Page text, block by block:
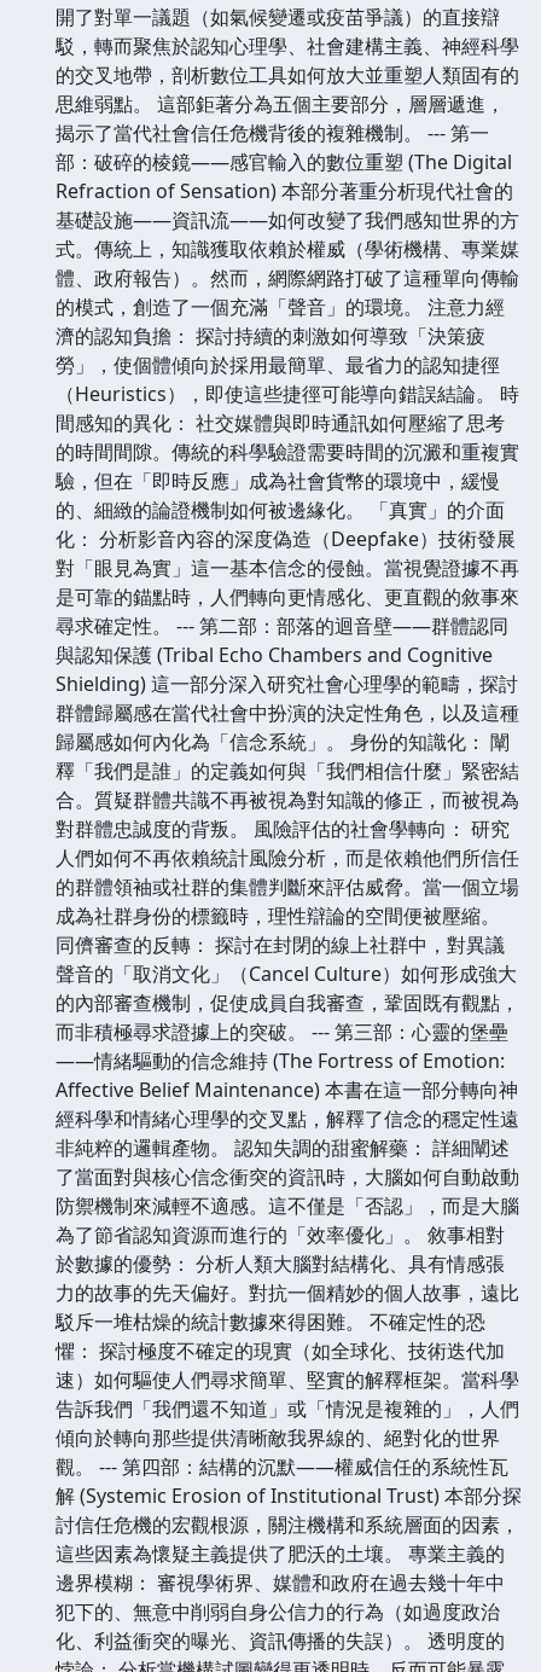
開了對單一議題（如氣候變遷或疫苗爭議）的直接辯
駁，轉而聚焦於認知心理學、社會建構主義、神經科學
的交叉地帶，剖析數位工具如何放大並重塑人類固有的
思維弱點。 這部鉅著分為五個主要部分，層層遞進，
揭示了當代社會信任危機背後的複雜機制。 --- 第一
部：破碎的棱鏡——感官輸入的數位重塑 (The Digital
Refraction of Sensation) 本部分著重分析現代社會的
基礎設施——資訊流——如何改變了我們感知世界的方
式。傳統上，知識獲取依賴於權威（學術機構、專業媒
體、政府報告）。然而，網際網路打破了這種單向傳輸
的模式，創造了一個充滿「聲音」的環境。 注意力經
濟的認知負擔： 探討持續的刺激如何導致「決策疲
勞」，使個體傾向於採用最簡單、最省力的認知捷徑
（Heuristics），即使這些捷徑可能導向錯誤結論。 時
間感知的異化： 社交媒體與即時通訊如何壓縮了思考
的時間間隙。傳統的科學驗證需要時間的沉澱和重複實
驗，但在「即時反應」成為社會貨幣的環境中，緩慢
的、細緻的論證機制如何被邊緣化。 「真實」的介面
化： 分析影音內容的深度偽造（Deepfake）技術發展
對「眼見為實」這一基本信念的侵蝕。當視覺證據不再
是可靠的錨點時，人們轉向更情感化、更直觀的敘事來
尋求確定性。 --- 第二部：部落的迴音壁——群體認同
與認知保護 (Tribal Echo Chambers and Cognitive
Shielding) 這一部分深入研究社會心理學的範疇，探討
群體歸屬感在當代社會中扮演的決定性角色，以及這種
歸屬感如何內化為「信念系統」。 身份的知識化： 闡
釋「我們是誰」的定義如何與「我們相信什麼」緊密結
合。質疑群體共識不再被視為對知識的修正，而被視為
對群體忠誠度的背叛。 風險評估的社會學轉向： 研究
人們如何不再依賴統計風險分析，而是依賴他們所信任
的群體領袖或社群的集體判斷來評估威脅。當一個立場
成為社群身份的標籤時，理性辯論的空間便被壓縮。
同儕審查的反轉： 探討在封閉的線上社群中，對異議
聲音的「取消文化」（Cancel Culture）如何形成強大
的內部審查機制，促使成員自我審查，鞏固既有觀點，
而非積極尋求證據上的突破。 --- 第三部：心靈的堡壘
——情緒驅動的信念維持 (The Fortress of Emotion:
Affective Belief Maintenance) 本書在這一部分轉向神
經科學和情緒心理學的交叉點，解釋了信念的穩定性遠
非純粹的邏輯產物。 認知失調的甜蜜解藥： 詳細闡述
了當面對與核心信念衝突的資訊時，大腦如何自動啟動
防禦機制來減輕不適感。這不僅是「否認」，而是大腦
為了節省認知資源而進行的「效率優化」。 敘事相對
於數據的優勢： 分析人類大腦對結構化、具有情感張
力的故事的先天偏好。對抗一個精妙的個人故事，遠比
駁斥一堆枯燥的統計數據來得困難。 不確定性的恐
懼： 探討極度不確定的現實（如全球化、技術迭代加
速）如何驅使人們尋求簡單、堅實的解釋框架。當科學
告訴我們「我們還不知道」或「情況是複雜的」，人們
傾向於轉向那些提供清晰敵我界線的、絕對化的世界
觀。 --- 第四部：結構的沉默——權威信任的系統性瓦
解 (Systemic Erosion of Institutional Trust) 本部分探
討信任危機的宏觀根源，關注機構和系統層面的因素，
這些因素為懷疑主義提供了肥沃的土壤。 專業主義的
邊界模糊： 審視學術界、媒體和政府在過去幾十年中
犯下的、無意中削弱自身公信力的行為（如過度政治
化、利益衝突的曝光、資訊傳播的失誤）。 透明度的